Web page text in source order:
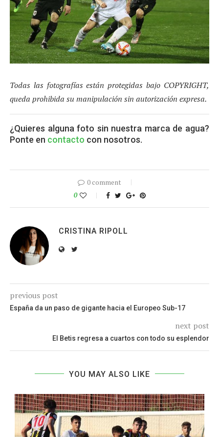
Todas las fotografías están protegidas bajo COPYRIGHT,
queda prohibida su manipulación sin autorización expresa.
¿Quieres alguna foto sin nuestra marca de agua?
Ponte en contacto con nosotros.
0 comment
0
CRISTINA RIPOLL
previous post
España da un paso de gigante hacia el Europeo Sub-17
next post
El Betis regresa a cuartos con todo su esplendor
YOU MAY ALSO LIKE